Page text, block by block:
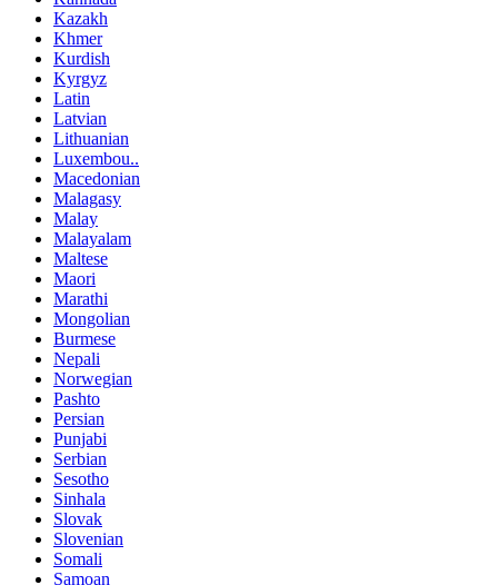
Kazakh
Khmer
Kurdish
Kyrgyz
Latin
Latvian
Lithuanian
Luxembou..
Macedonian
Malagasy
Malay
Malayalam
Maltese
Maori
Marathi
Mongolian
Burmese
Nepali
Norwegian
Pashto
Persian
Punjabi
Serbian
Sesotho
Sinhala
Slovak
Slovenian
Somali
Samoan